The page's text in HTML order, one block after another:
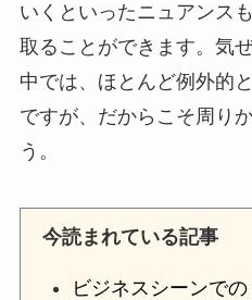
いくといったニュアンス
取ることができます。気
中では、ほとんど例外的
ですが、だからこそ周り
う。
今読まれている記事
ビジネスシーンで